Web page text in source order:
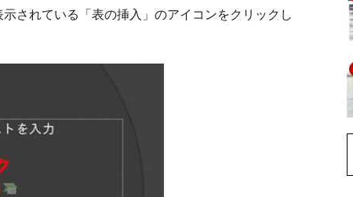
されている「表の挿入」のアイコンをクリックし